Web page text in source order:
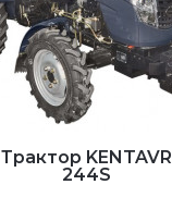
Трактор KENTAVR
244S